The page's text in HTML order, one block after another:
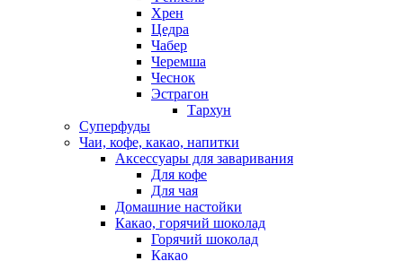
Хрен
Цедра
Чабер
Черемша
Чеснок
Эстрагон
Тархун
Суперфуды
Чаи, кофе, какао, напитки
Аксессуары для заваривания
Для кофе
Для чая
Домашние настойки
Какао, горячий шоколад
Горячий шоколад
Какао